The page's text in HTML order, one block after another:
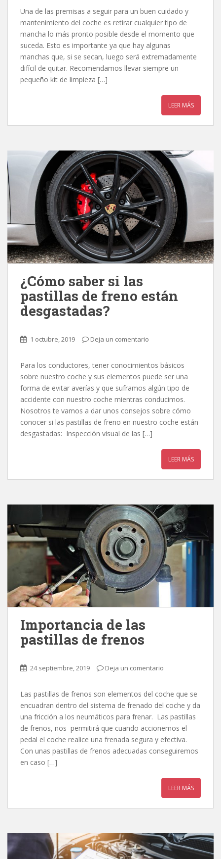
Una de las premisas a seguir para un buen cuidado y
mantenimiento del coche es retirar cualquier tipo de
mancha lo más pronto posible desde el momento que
suceda. Esto es importante ya que hay algunas
manchas que, si se secan, luego será extremadamente
difícil de quitar. Recomendamos llevar siempre un
pequeño kit de limpieza […]
LEER MÁS
¿Cómo saber si las
pastillas de freno están
desgastadas?
1 octubre, 2019 Deja un comentario
Para los conductores, tener conocimientos básicos
sobre nuestro coche y sus elementos puede ser una
forma de evitar averías y que suframos algún tipo de
accidente con nuestro coche mientras conducimos.
Nosotros te vamos a dar unos consejos sobre cómo
conocer si las pastillas de freno en nuestro coche están
desgastadas: Inspección visual de las […]
LEER MÁS
Importancia de las
pastillas de frenos
24 septiembre, 2019 Deja un comentario
Las pastillas de frenos son elementos del coche que se
encuadran dentro del sistema de frenado del coche y da
una fricción a los neumáticos para frenar. Las pastillas
de frenos, nos permitirá que cuando accionemos el
pedal el coche realice una frenada segura y efectiva.
Con unas pastillas de frenos adecuadas conseguiremos
en caso […]
LEER MÁS